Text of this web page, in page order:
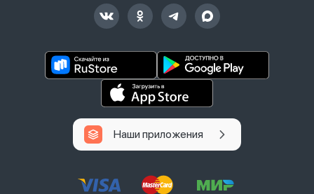
Наши приложения